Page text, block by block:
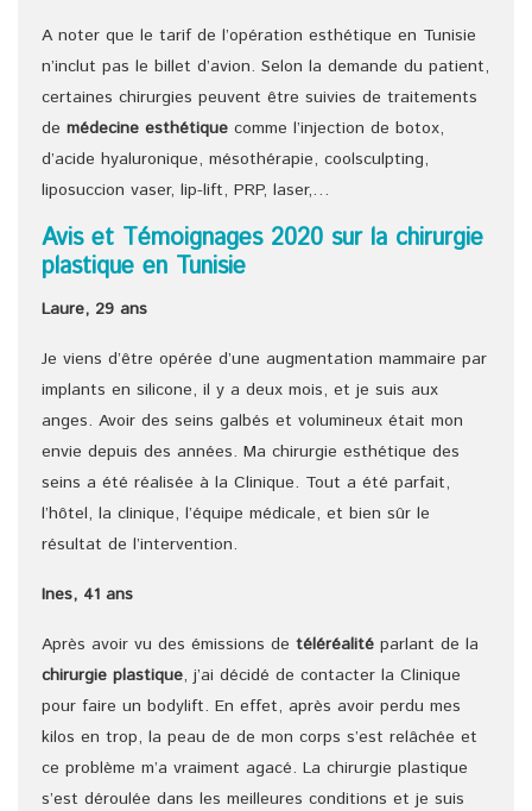
A noter que le tarif de l’opération esthétique en Tunisie
n’inclut pas le billet d’avion. Selon la demande du patient,
certaines chirurgies peuvent être suivies de traitements
de médecine esthétique comme l’injection de botox,
d’acide hyaluronique, mésothérapie, coolsculpting,
liposuccion vaser, lip-lift, PRP, laser,…
Avis et Témoignages 2020 sur la chirurgie
plastique en Tunisie
Laure, 29 ans
Je viens d’être opérée d’une augmentation mammaire par
implants en silicone, il y a deux mois, et je suis aux
anges. Avoir des seins galbés et volumineux était mon
envie depuis des années. Ma chirurgie esthétique des
seins a été réalisée à la Clinique. Tout a été parfait,
l’hôtel, la clinique, l’équipe médicale, et bien sûr le
résultat de l’intervention.
Ines, 41 ans
Après avoir vu des émissions de téléréalité parlant de la
chirurgie plastique, j’ai décidé de contacter la Clinique
pour faire un bodylift. En effet, après avoir perdu mes
kilos en trop, la peau de de mon corps s’est relâchée et
ce problème m’a vraiment agacé. La chirurgie plastique
s’est déroulée dans les meilleures conditions et je suis